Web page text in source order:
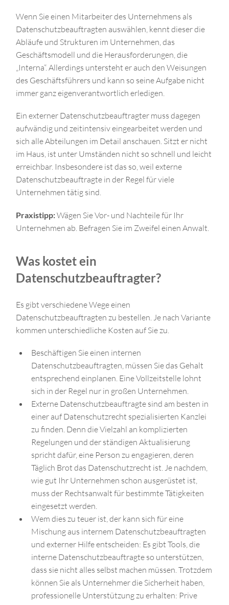
Wenn Sie einen Mitarbeiter des Unternehmens als
Datenschutzbeauftragten auswählen, kennt dieser die
Abläufe und Strukturen im Unternehmen, das
Geschäftsmodell und die Herausforderungen, die
„Interna“. Allerdings untersteht er auch den Weisungen
des Geschäftsführers und kann so seine Aufgabe nicht
immer ganz eigenverantwortlich erledigen.
Ein externer Datenschutzbeauftragter muss dagegen
aufwändig und zeitintensiv eingearbeitet werden und
sich alle Abteilungen im Detail anschauen. Sitzt er nicht
im Haus, ist unter Umständen nicht so schnell und leicht
erreichbar. Insbesondere ist das so, weil externe
Datenschutzbeauftragte in der Regel für viele
Unternehmen tätig sind.
Praxistipp:Wägen Sie Vor- und Nachteile für Ihr
Unternehmen ab. Befragen Sie im Zweifel einen Anwalt.
Was kostet ein
Datenschutzbeauftragter?
Es gibt verschiedene Wege einen
Datenschutzbeauftragten zu bestellen. Je nach Variante
kommen unterschiedliche Kosten auf Sie zu.
Beschäftigen Sie einen internen
Datenschutzbeauftragten, müssen Sie das Gehalt
entsprechend einplanen. Eine Vollzeitstelle lohnt
sich in der Regel nur in großen Unternehmen.
Externe Datenschutzbeauftragte sind am besten in
einer auf Datenschutzrecht spezialisierten Kanzlei
zu finden. Denn die Vielzahl an komplizierten
Regelungen und der ständigen Aktualisierung
spricht dafür, eine Person zu engagieren, deren
Täglich Brot das Datenschutzrecht ist. Je nachdem,
wie gut Ihr Unternehmen schon ausgerüstet ist,
muss der Rechtsanwalt für bestimmte Tätigkeiten
eingesetzt werden.
Wem dies zu teuer ist, der kann sich für eine
Mischung aus internem Datenschutzbeauftragten
und externer Hilfe entscheiden: Es gibt Tools, die
interne Datenschutzbeauftragte so unterstützen,
dass sie nicht alles selbst machen müssen. Trotzdem
können Sie als Unternehmer die Sicherheit haben,
professionelle Unterstützung zu erhalten: Prive